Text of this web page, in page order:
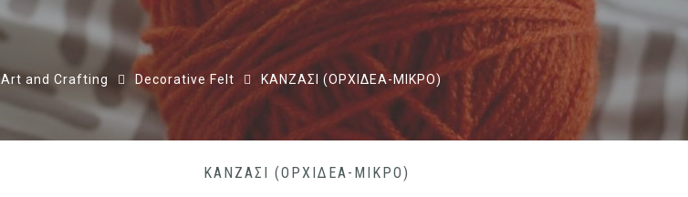
Art and Crafting Decorative Felt ΚΑΝΖΑΣΙ (ΟΡΧΙΔΕΑ-ΜΙΚΡΟ)
ΚΑΝΖΑΣΙ (ΟΡΧΙΔΕΑ-ΜΙΚΡΟ)